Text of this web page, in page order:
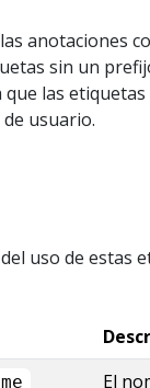
anotaciones
sin un
las
usuario.
uso de estas
El